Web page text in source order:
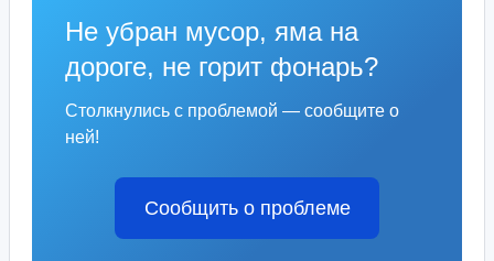
Не убран мусор, яма на
дороге, не горит фонарь?
Столкнулись с проблемой — сообщите о
ней!
Сообщить о проблеме